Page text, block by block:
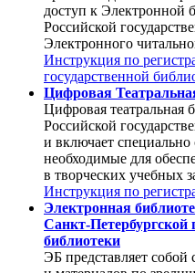
доступ к Электронной
Российской
Электронного
Инструкция по
государственной
Цифровая
Цифровая театральная
Российской
и включает
необходимые для
в творческих учебных
Инструкция по
Электронная
Санкт-Петербургской
библиотеки
ЭБ представляет собой